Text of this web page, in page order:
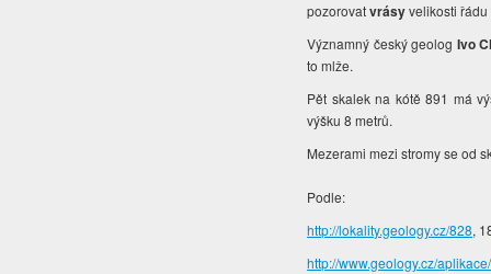
pozorovatvrásyvelikosti
Významný český geolog Ivo
to mlže.
Pět skalek na kótě 891 má
výšku 8 metrů.
Mezerami mezi stromy se od
Podle:
http://lokality.geology.cz/828,
http://www.geology.cz/